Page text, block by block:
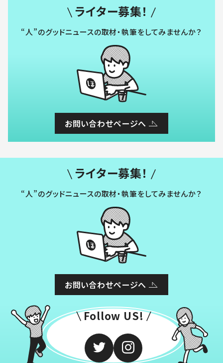
ライター募集！
“人”のグッドニュースの取材・執筆をしてみませんか？
お問い合わせページへ
ライター募集！
“人”のグッドニュースの取材・執筆をしてみませんか？
お問い合わせページへ
Follow US!